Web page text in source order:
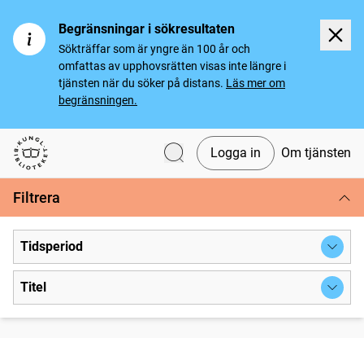
Begränsningar i sökresultaten
Sökträffar som är yngre än 100 år och
omfattas av upphovsrätten visas inte längre i
tjänsten när du söker på distans. Läs mer om
begränsningen.
Svenska tidningar
Logga in Om tjänsten
Filtrera
Tidsperiod
Titel